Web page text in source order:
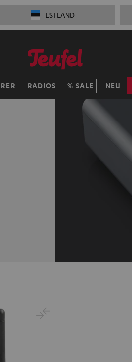
ESTLAND
RADIOS SALE NEU